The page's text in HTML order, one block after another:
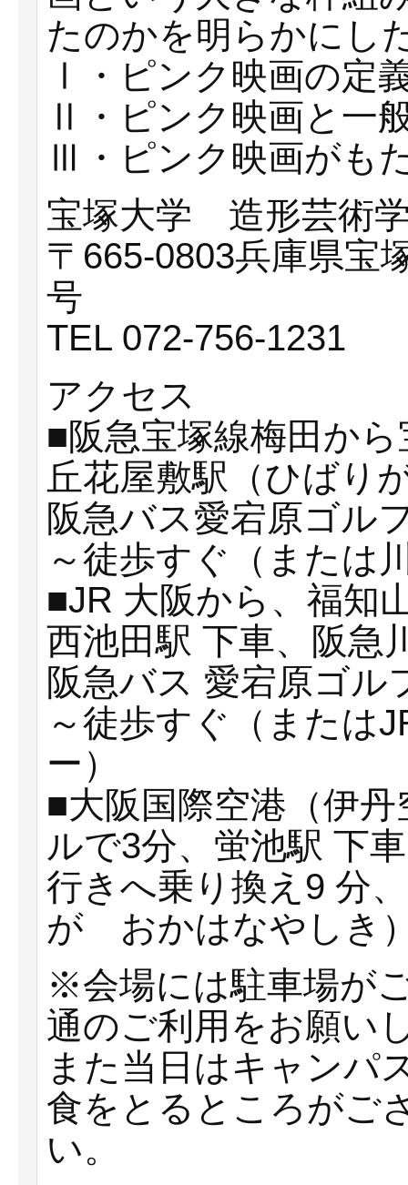
たのかを明らかにし
Ⅰ・ピンク映画の定
Ⅱ・ピンク映画と一
Ⅲ・ピンク映画がも
宝塚大学 造形芸術
〒665-0803兵庫県宝
号
TEL 072-756-1231
アクセス
■阪急宝塚線梅田か
丘花屋敷駅（ひばり
阪急バス愛宕原ゴル
～徒歩すぐ（または
■JR 大阪から、福知
西池田駅 下車、阪
阪急バス 愛宕原ゴ
～徒歩すぐ（または
ー）
■大阪国際空港（伊
ルで3分、蛍池駅 下
行きへ乗り換え9 分
が おかはなやしき
※会場には駐車場が
通のご利用をお願い
また当日はキャンパ
食をとるところがご
い。